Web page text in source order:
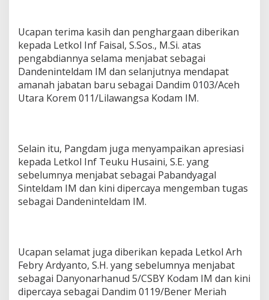
Ucapan terima kasih dan penghargaan diberikan
kepada Letkol Inf Faisal, S.Sos., M.Si. atas
pengabdiannya selama menjabat sebagai
Dandeninteldam IM dan selanjutnya mendapat
amanah jabatan baru sebagai Dandim 0103/Aceh
Utara Korem 011/Lilawangsa Kodam IM.
Selain itu, Pangdam juga menyampaikan apresiasi
kepada Letkol Inf Teuku Husaini, S.E. yang
sebelumnya menjabat sebagai Pabandyagal
Sinteldam IM dan kini dipercaya mengemban tugas
sebagai Dandeninteldam IM.
Ucapan selamat juga diberikan kepada Letkol Arh
Febry Ardyanto, S.H. yang sebelumnya menjabat
sebagai Danyonarhanud 5/CSBY Kodam IM dan kini
dipercaya sebagai Dandim 0119/Bener Meriah